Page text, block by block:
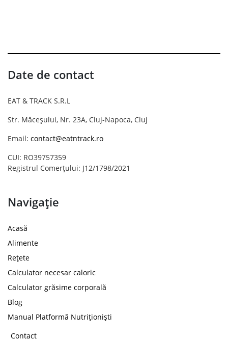
Date de contact
EAT & TRACK S.R.L
Str. Măceșului, Nr. 23A, Cluj-Napoca, Cluj
Email: contact@eatntrack.ro
CUI: RO39757359
Registrul Comerțului: J12/1798/2021
Navigație
Acasă
Alimente
Rețete
Calculator necesar caloric
Calculator grăsime corporală
Blog
Manual Platformă Nutriționiști
Contact